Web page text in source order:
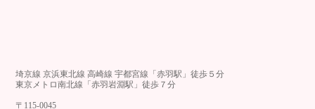
埼京線 京浜東北線 高崎線 宇都宮線「赤羽駅」徒歩５分
東京メトロ南北線「赤羽岩淵駅」徒歩７分
〒115-0045